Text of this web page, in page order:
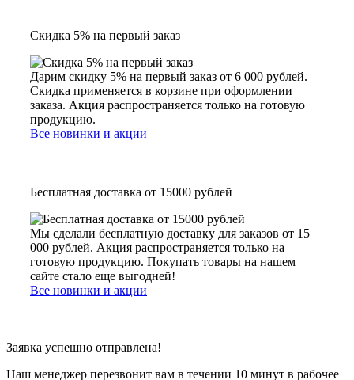
Скидка 5% на первый заказ
Дарим скидку 5% на первый заказ от 6 000 рублей.
Скидка применяется в корзине при оформлении
заказа. Акция распространяется только на готовую
продукцию.
Все новинки и акции
Бесплатная доставка от 15000 рублей
Мы сделали бесплатную доставку для заказов от 15
000 рублей. Акция распространяется только на
готовую продукцию. Покупать товары на нашем
сайте стало еще выгодней!
Все новинки и акции
Заявка успешно отправлена!
Наш менеджер перезвонит вам в течении 10 минут в рабочее